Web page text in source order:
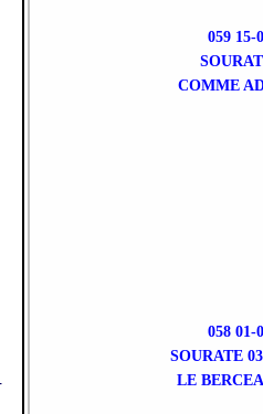
059 15-
COMME
058 01-
SOURATE
LE